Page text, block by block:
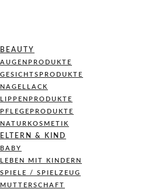
BEAUTY
AUGENPRODUKTE
GESICHTSPRODUKTE
NAGELLACK
LIPPENPRODUKTE
PFLEGEPRODUKTE
NATURKOSMETIK
ELTERN & KIND
BABY
LEBEN MIT KINDERN
SPIELE / SPIELZEUG
MUTTERSCHAFT